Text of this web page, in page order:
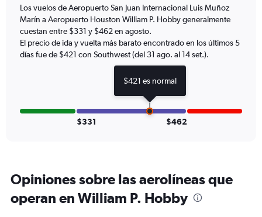
Y
axis
displaying
Number
of
3.6.
Los vuelos de Aeropuerto San Juan Internacional Luis Muñoz
Marín a Aeropuerto Houston William P. Hobby generalmente
cuestan entre $331 y $462 en agosto.
El precio de ida y vuelta más barato encontrado en los últimos 5
días fue de $421 con Southwest (del 31 ago. al 14 set.).
$331 $462
Opiniones sobre las aerolíneas que
operan en William P. Hobby
$421 es normal